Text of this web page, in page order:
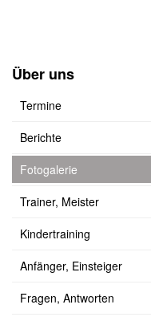
Über uns
Termine
Berichte
Fotogalerie
Trainer, Meister
Kindertraining
Anfänger, Einsteiger
Fragen, Antworten